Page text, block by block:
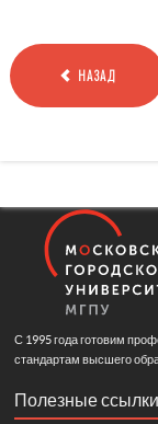
НАЗАД
С 1995 года готовим
стандартам высшего
Полезные ссылки